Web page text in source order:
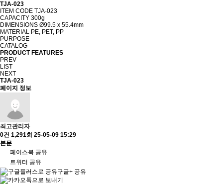
TJA-023
ITEM CODE TJA-023
CAPACITY 300g
DIMENSIONS Ø99.5 x 55.4mm
MATERIAL PE, PET, PP
PURPOSE
CATALOG
PRODUCT FEATURES
PREV
LIST
NEXT
TJA-023
페이지 정보
최고관리자
0건 1,291회 25-05-09 15:29
본문
페이스북 공유
트위터 공유
구글+ 공유